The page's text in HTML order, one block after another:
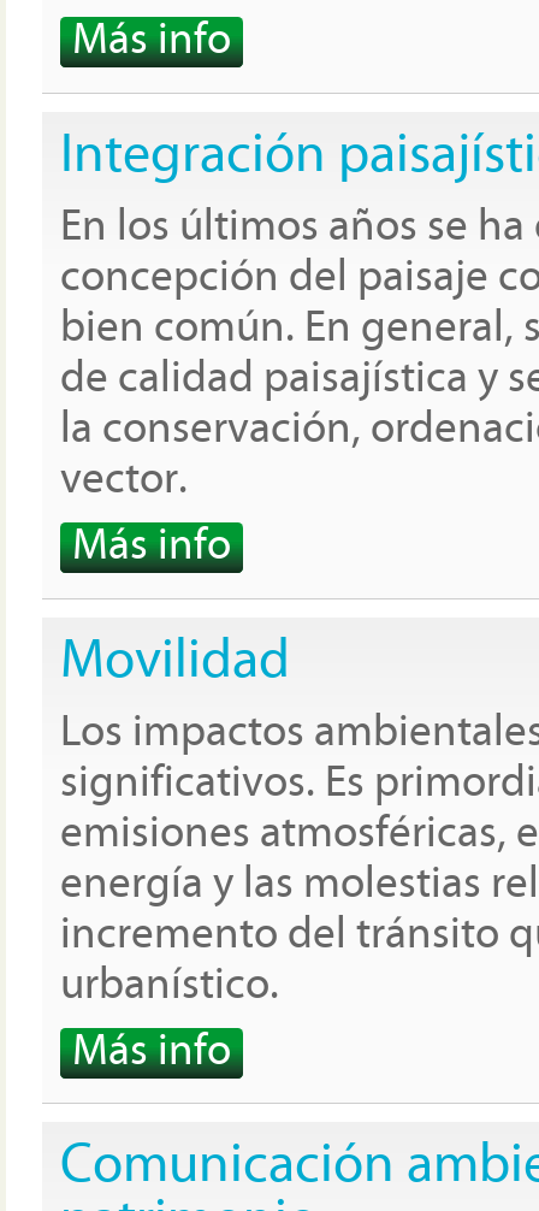
Más info
Integración
En los últimos años se
concepción del paisaje
bien común. En general,
de calidad paisajística y
la conservación,
vector.
Más info
Movilidad
Los impactos
significativos. Es
emisiones atmosféricas,
energía y las molestias
incremento del tránsito
urbanístico.
Más info
Comunicación